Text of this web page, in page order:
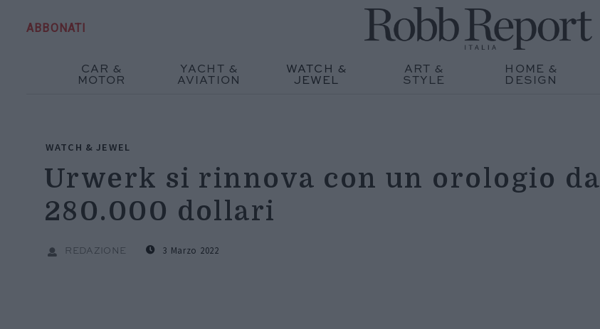
ABBONATI
CAR &
MOTOR
YACHT &
AVIATION
WATCH &
JEWEL
ART &
STYLE
HOME &
DESIGN
WATCH & JEWEL
Urwerk si rinnova con un orologio da
280.000 dollari
REDAZIONE 3 Marzo 2022